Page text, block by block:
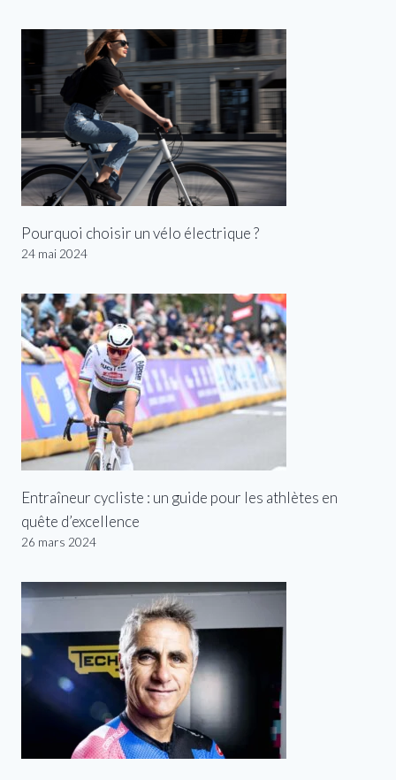
Pourquoi choisir un vélo électrique ?
24 mai 2024
Entraîneur cycliste : un guide pour les athlètes en
quête d’excellence
26 mars 2024